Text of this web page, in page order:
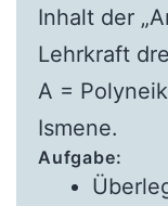
Inhalt der
Lehrkraft
A =
Ismene.
Aufgabe: